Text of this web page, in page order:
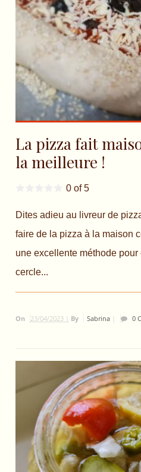
La pizza fait
la meilleure !
0 of 5
Dites adieu au livreur de
faire de la pizza à la maison
une excellente méthode
cercle...
On 23/04/2023 | By Sabrina| 0